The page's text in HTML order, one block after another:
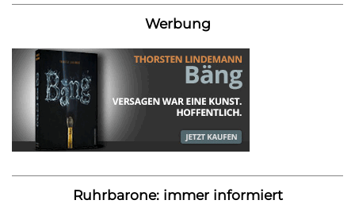
Werbung
Ruhrbarone: immer informiert